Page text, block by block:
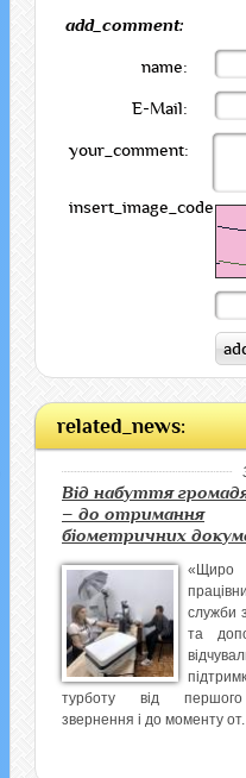
add_comment:
name:
E-Mail:
your_comment:
insert_image_code:
related_news:
Від набуття
– до отримання
біометричних
«Щиро
служби
та
турботу від
звернення і до моменту